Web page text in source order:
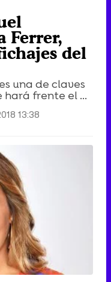
Ferrer,
del
una de claves
hará frente el ...
13:38